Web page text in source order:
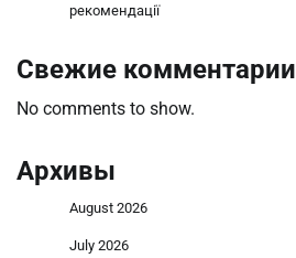
рекомендації
Свежие комментарии
No comments to show.
Архивы
August 2026
July 2026